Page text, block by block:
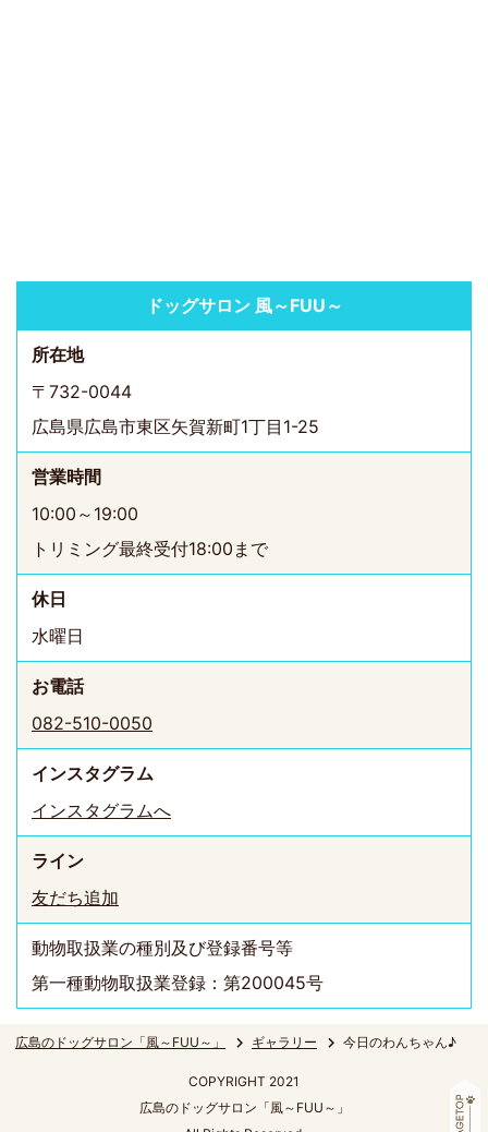
ドッグサロン 風～FUU～
所在地
〒732-0044
広島県広島市東区矢賀新町1丁目1-25
営業時間
10:00～19:00
トリミング最終受付18:00まで
休日
水曜日
お電話
082-510-0050
インスタグラム
インスタグラムへ
ライン
友だち追加
動物取扱業の種別及び登録番号等
第一種動物取扱業登録：第200045号
広島のドッグサロン「風～FUU～」 ギャラリー 今日のわんちゃん♪
COPYRIGHT 2021
広島のドッグサロン「風～FUU～」